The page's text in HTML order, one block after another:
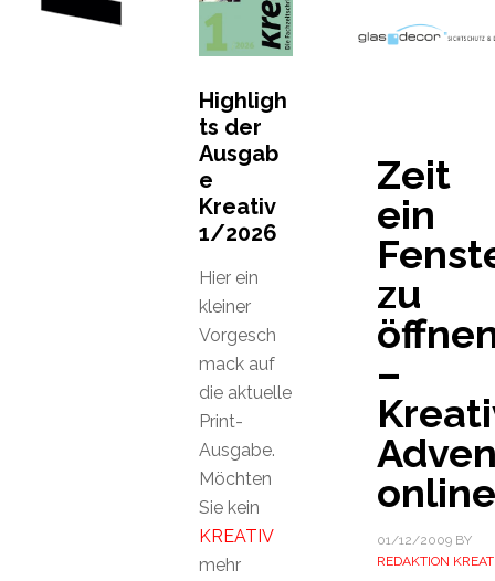
Zeit
ein
zu
–
01/12/2009BY
REDAKTION
Highligh
ts der
Ausgab
e
Kreativ
1/2026
Hier ein
kleiner
Vorgesch
mack auf
die aktuelle
Print-
Ausgabe.
Möchten
Sie kein
KREATIV
mehr